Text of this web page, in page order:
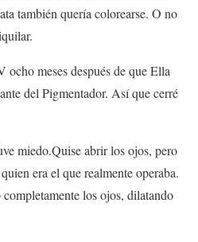
también quería colorearse. O no
meses después de que Ella
del Pigmentador. Así que cerré
miedo.Quise abrir los ojos, pero
era el que realmente operaba.
los ojos, dilatando